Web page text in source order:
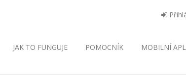
JAK TO FUNGUJE POMOCNÍK MOBILNÍ